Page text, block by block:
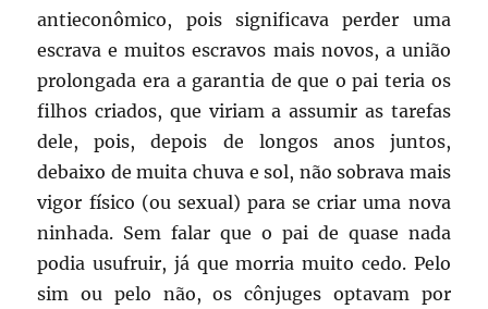
antieconômico, pois significava perder uma
escrava e muitos escravos mais novos, a união
prolongada era a garantia de que o pai teria os
filhos criados, que viriam a assumir as tarefas
dele, pois, depois de longos anos juntos,
debaixo de muita chuva e sol, não sobrava mais
vigor físico (ou sexual) para se criar uma nova
ninhada. Sem falar que o pai de quase nada
podia usufruir, já que morria muito cedo. Pelo
sim ou pelo não, os cônjuges optavam por